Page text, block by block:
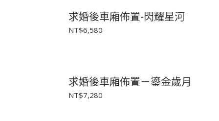
求婚後車廂佈置-閃耀星河
NT$6,580
求婚後車廂佈置－鎏金歲月
NT$7,280